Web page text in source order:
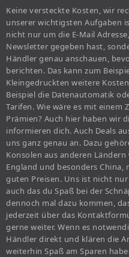
Keine versteckte Kosten, wir
unserer wichtigsten Aufgaben
nicht nur um die E-Mail
Newsletter gegeben hast,
Händler genau anschauen,
berichten. Das kann zum
Kleingedruckten weitere
Beispiel die Datenautomatik
Tarifen. Wie wäre es mit einem
Prämien? Auch hier haben wir
informieren dich. Auch Deals
uns ganz genau an. Dazu
Konsolen aus anderen
England und besonders China,
guten Preisen. Uns ist nicht
auch das du Spaß bei der
dennoch mal dazu kommen,
jederzeit über das
gerne weiter. Wenn es
Händler direkt und klären die
weiterhin Spaß am Sparen